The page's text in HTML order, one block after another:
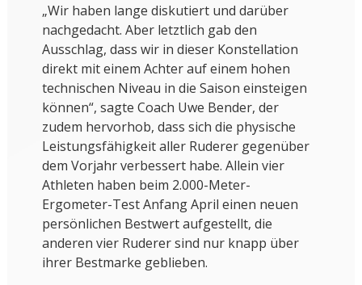
„Wir haben lange diskutiert und darüber
nachgedacht. Aber letztlich gab den
Ausschlag, dass wir in dieser Konstellation
direkt mit einem Achter auf einem hohen
technischen Niveau in die Saison einsteigen
können“, sagte Coach Uwe Bender, der
zudem hervorhob, dass sich die physische
Leistungsfähigkeit aller Ruderer gegenüber
dem Vorjahr verbessert habe. Allein vier
Athleten haben beim 2.000-Meter-
Ergometer-Test Anfang April einen neuen
persönlichen Bestwert aufgestellt, die
anderen vier Ruderer sind nur knapp über
ihrer Bestmarke geblieben.